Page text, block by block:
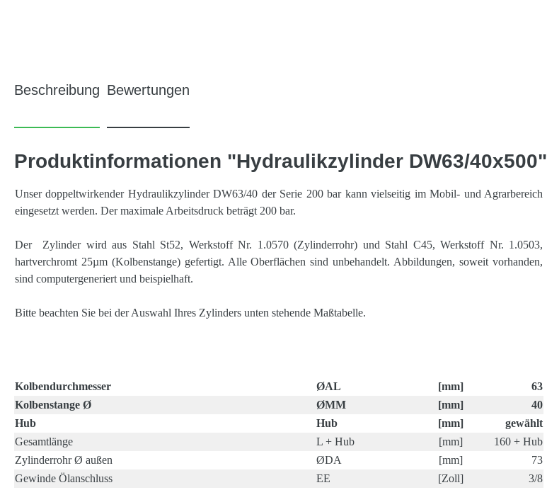
Beschreibung Bewertungen
Produktinformationen "Hydraulikzylinder DW63/40x500"
Unser doppeltwirkender Hydraulikzylinder DW63/40 der Serie 200 bar kann vielseitig im Mobil- und Agrarbereich
eingesetzt werden. Der maximale Arbeitsdruck beträgt 200 bar.
Der Zylinder wird aus Stahl St52, Werkstoff Nr. 1.0570 (Zylinderrohr) und Stahl C45, Werkstoff Nr. 1.0503,
hartverchromt 25µm (Kolbenstange) gefertigt. Alle Oberflächen sind unbehandelt. Abbildungen, soweit vorhanden,
sind computergeneriert und beispielhaft.
Bitte beachten Sie bei der Auswahl Ihres Zylinders unten stehende Maßtabelle.
Kolbendurchmesser ØAL [mm]
63
Kolbenstange Ø
ØMM [mm]
40
Hub
Hub [mm]
gewählt
Gesamtlänge
L + Hub [mm]
160 + Hub
Zylinderrohr Ø außen
ØDA [mm]
73
Gewinde Ölanschluss
EE [Zoll]
3/8